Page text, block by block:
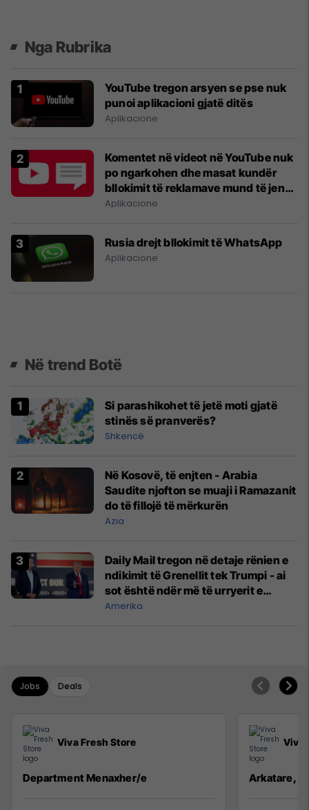
Nga Rubrika
YouTube tregon arsyen se pse nuk
punoi aplikacioni gjatë ditës
Aplikacione
Komentet në videot në YouTube nuk
po ngarkohen dhe masat kundër
bllokimit të reklamave mund të jenë
shkaku
Aplikacione
Rusia drejt bllokimit të WhatsApp
Aplikacione
Në trend Botë
Si parashikohet të jetë moti gjatë
stinës së pranverës?
Shkencë
Në Kosovë, të enjten - Arabia
Saudite njofton se muaji i Ramazanit
do të fillojë të mërkurën
Azia
Daily Mail tregon në detaje rënien e
ndikimit të Grenellit tek Trumpi - ai
sot është ndër më të urryerit e
shefes së stafit të presidentit
Amerika
Jobs Deals
Viva Fresh Store
Department Menaxher/e
Viva
Arkatare,